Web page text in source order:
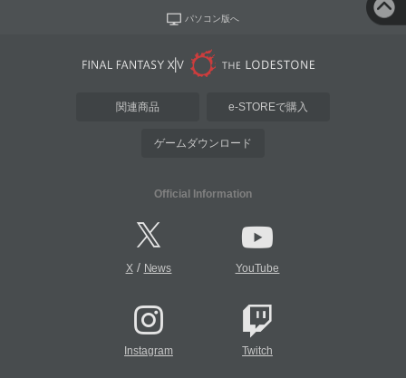
パソコン版へ
関連商品 e-STOREで購入
ゲームダウンロード
Official Information
X/ News YouTube
Instagram Twitch